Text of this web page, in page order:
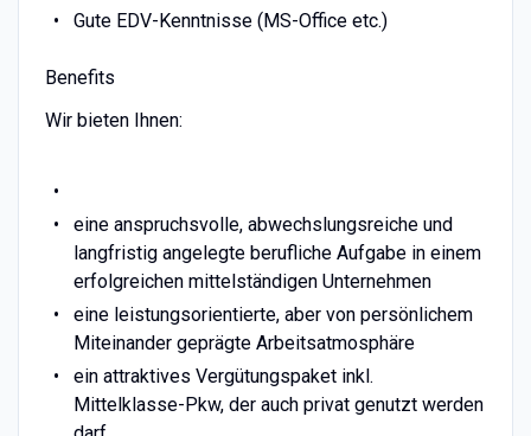
Gute EDV-Kenntnisse (MS-Office etc.)
Benefits
Wir bieten Ihnen:
eine anspruchsvolle, abwechslungsreiche und
langfristig angelegte berufliche Aufgabe in einem
erfolgreichen mittelständigen Unternehmen
eine leistungsorientierte, aber von persönlichem
Miteinander geprägte Arbeitsatmosphäre
ein attraktives Vergütungspaket inkl.
Mittelklasse-Pkw, der auch privat genutzt werden